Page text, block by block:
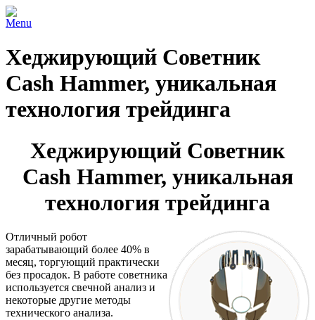
Menu
Хеджирующий Советник
Cash Hammer, уникальная
технология трейдинга
Хеджирующий Советник
Cash Hammer, уникальная
технология трейдинга
Отличный робот
зарабатывающий более 40% в
месяц, торгующий практически
без просадок. В работе советника
используется свечной анализ и
некоторые другие методы
технического анализа.